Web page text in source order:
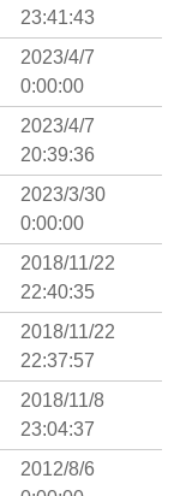
23:41:43
2023/4/7
0:00:00
2023/4/7
20:39:36
2023/3/30
0:00:00
2018/11/22
22:40:35
2018/11/22
22:37:57
2018/11/8
23:04:37
2012/8/6